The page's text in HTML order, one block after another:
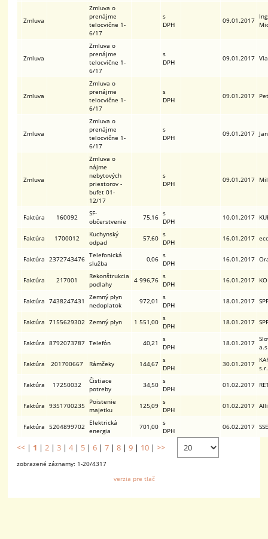
Zmluva
Zmluva o
prenájme
telocvične 1-
6/17
s
DPH
09.01.2017
Zmluva
Zmluva o
prenájme
telocvične 1-
6/17
s
DPH
09.01.2017
Zmluva
Zmluva o
prenájme
telocvične 1-
6/17
s
DPH
09.01.2017
Zmluva
Zmluva o
prenájme
telocvične 1-
6/17
s
DPH
09.01.2017
Zmluva
Zmluva o
nájme
nebytových
priestorov -
bufet 01-
12/17
s
DPH
09.01.2017
Faktúra 160092
SF-
občerstvenie
75,16 s
DPH
10.01.2017
Faktúra 1700012
Kuchynský
odpad
57,60 s
DPH
16.01.2017
Faktúra 2372743476 Telefonická
služba
0,06 s
DPH
16.01.2017
Faktúra 217001
Rekonštrukcia
podlahy
4 996,76 s
DPH
16.01.2017
Faktúra 7438247431
Zemný plyn
nedoplatok
972,01
s
DPH
18.01.2017
Faktúra 7155629302 Zemný plyn 1 551,00 s
DPH
18.01.2017
Faktúra 8792073787 Telefón 40,21
s
DPH
18.01.2017 a.s
Faktúra
201700667 Rámčeky 144,67 s
DPH
30.01.2017
Faktúra
17250032
Čistiace
potreby
34,50 s
DPH
01.02.2017
Faktúra 9351700235
Poistenie
majetku
125,09 s
DPH
01.02.2017
Faktúra 5204899702 Elektrická
energia
701,00 s
DPH
06.02.2017
<< | 1 |2 |3 |4| 5 |6 |7 |8 |9 | 10 |>>
zobrazené záznamy: 1-20/4317
verzia pre tlač